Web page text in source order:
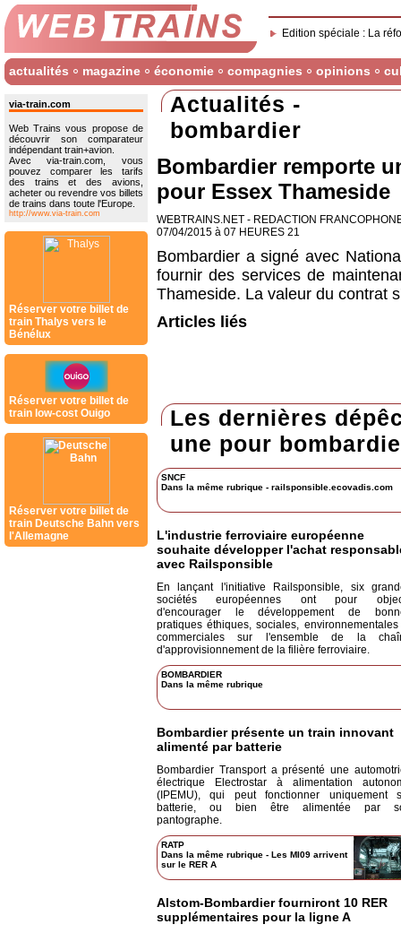
Edition spéciale : La
actualités magazine économie compagnies opinions
via-train.com
Web Trains vous propose de
découvrir son comparateur
indépendant train+avion.
Avec via-train.com, vous
pouvez comparer les tarifs
des trains et des avions,
acheter ou revendre vos billets
de trains dans toute l'Europe.
http://www.via-train.com
Réserver votre billet de
train Thalys vers le
Bénélux
Réserver votre billet de
train low-cost Ouigo
Réserver votre billet de
train Deutsche Bahn vers
l'Allemagne
Actualités -
bombardier
Bombardier remporte
pour Essex Thameside
WEBTRAINS.NET - REDACTION
07/04/2015 à 07 HEURES 21
Bombardier a signé avec
fournir des services de
Thameside. La valeur du contrat
Articles liés
Les dernières
une pour
SNCF
Dans la même rubrique - railsponsible.ecovadis.com
L'industrie ferroviaire européenne
souhaite développer l'achat
avec Railsponsible
En lançant l'initiative Railsponsible, six
sociétés européennes ont pour
d'encourager le développement de
pratiques éthiques, sociales,
commerciales sur l'ensemble de la
d'approvisionnement de la filière ferroviaire.
BOMBARDIER
Dans la même rubrique
Bombardier présente un train innovant
alimenté par batterie
Bombardier Transport a présenté une
électrique Electrostar à alimentation
(IPEMU), qui peut fonctionner uniquement
batterie, ou bien être alimentée par
pantographe.
RATP
Dans la même rubrique - Les MI09 arrivent
sur le RER A
Alstom-Bombardier fourniront 10 RER
supplémentaires pour la ligne A